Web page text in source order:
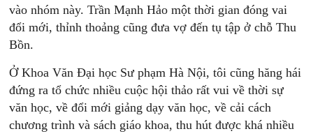
vào nhóm này. Trần Mạnh Hảo một thời gian đóng vai
đổi mới, thỉnh thoảng cũng đưa vợ đến tụ tập ở chỗ Thu
Bồn.
Ở Khoa Văn Đại học Sư phạm Hà Nội, tôi cũng hăng hái
đứng ra tổ chức nhiều cuộc hội thảo rất vui về thời sự
văn học, về đổi mới giảng dạy văn học, về cải cách
chương trình và sách giáo khoa, thu hút được khá nhiều